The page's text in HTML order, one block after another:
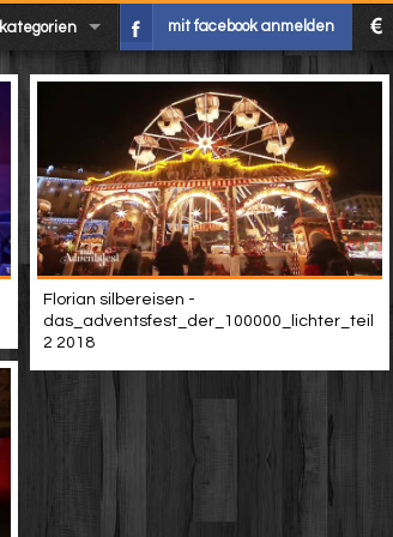
kategorien mit facebook anmelden
Florian silbereisen -
das_adventsfest_der_100000_lichter_teil
2 2018